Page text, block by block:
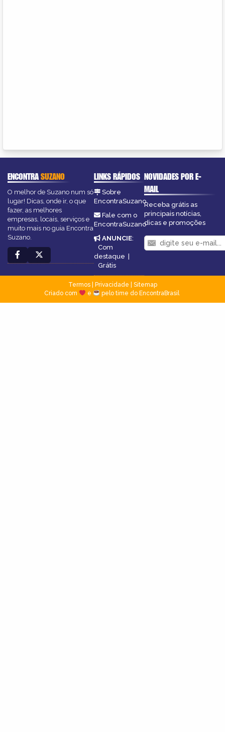
ENCONTRASUZANO
O melhor de Suzano num só
lugar! Dicas, onde ir, o que
fazer, as melhores
empresas, locais, serviços e
muito mais no guia Encontra
Suzano.
LINKS RÁPIDOS
Sobre
EncontraSuzano
Fale com o
EncontraSuzano
ANUNCIE:
Com
destaque |
Grátis
NOVIDADES POR E-
MAIL
Receba grátis as
principais notícias,
dicas e promoções
Termos| Privacidade
Sitemap
Criado com
e pelo time do EncontraBrasil